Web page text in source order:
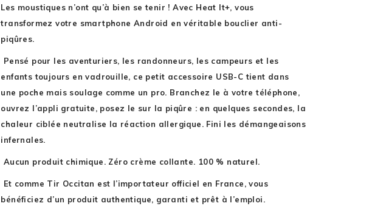
Les moustiques n’ont qu’à bien se tenir ! Avec Heat It+, vous
transformez votre smartphone Android en véritable bouclier anti-
piqûres.
Pensé pour les aventuriers, les randonneurs, les campeurs et les
enfants toujours en vadrouille, ce petit accessoire USB-C tient dans
une poche mais soulage comme un pro. Branchez le à votre téléphone,
ouvrez l’appli gratuite, posez le sur la piqûre : en quelques secondes, la
chaleur ciblée neutralise la réaction allergique. Fini les démangeaisons
infernales.
Aucun produit chimique. Zéro crème collante. 100 % naturel.
Et comme Tir Occitan est l’importateur officiel en France, vous
bénéficiez d’un produit authentique, garanti et prêt à l’emploi.